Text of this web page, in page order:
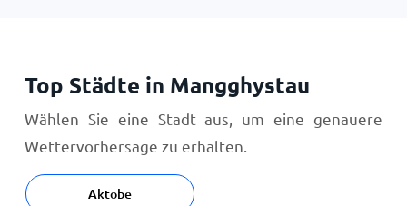
Top Städte in Mangghystau
Wählen Sie eine Stadt aus, um eine genauere
Wettervorhersage zu erhalten.
Aktobe